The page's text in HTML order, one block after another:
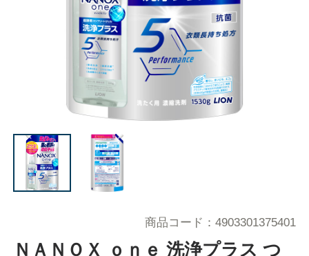
ＮＡＮＯＸ ｏｎｅ 洗浄プラス つ
商品コード 4903301375401